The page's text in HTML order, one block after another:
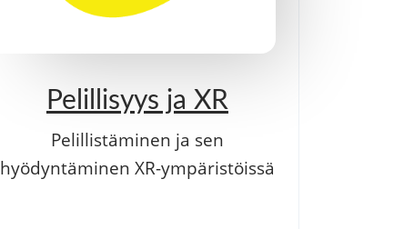
Pelillisyys ja XR
Pelillistäminen ja sen
hyödyntäminen XR-ympäristöissä